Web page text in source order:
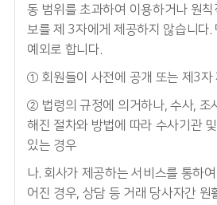
동 범위를 초과하여 이용하거나 원
보를 제 3자에게 제공하지 않습니다.
예외로 합니다.
① 회원들이 사전에 공개 또는 제3자
② 법령의 규정에 의거하나, 수사, 조
해진 절차와 방법에 따라 수사기관
있는 경우
나. 회사가 제공하는 서비스를 통하
어진 경우, 상담 등 거래 당사자간 원